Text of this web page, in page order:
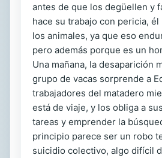
antes de que los degüellen y
hace su trabajo con pericia,
los animales, ya que eso
pero además porque es un
Una mañana, la desaparición
grupo de vacas sorprende a
trabajadores del matadero
está de viaje, y los obliga a
tareas y emprender la
principio parece ser un robo
suicidio colectivo, algo difícil